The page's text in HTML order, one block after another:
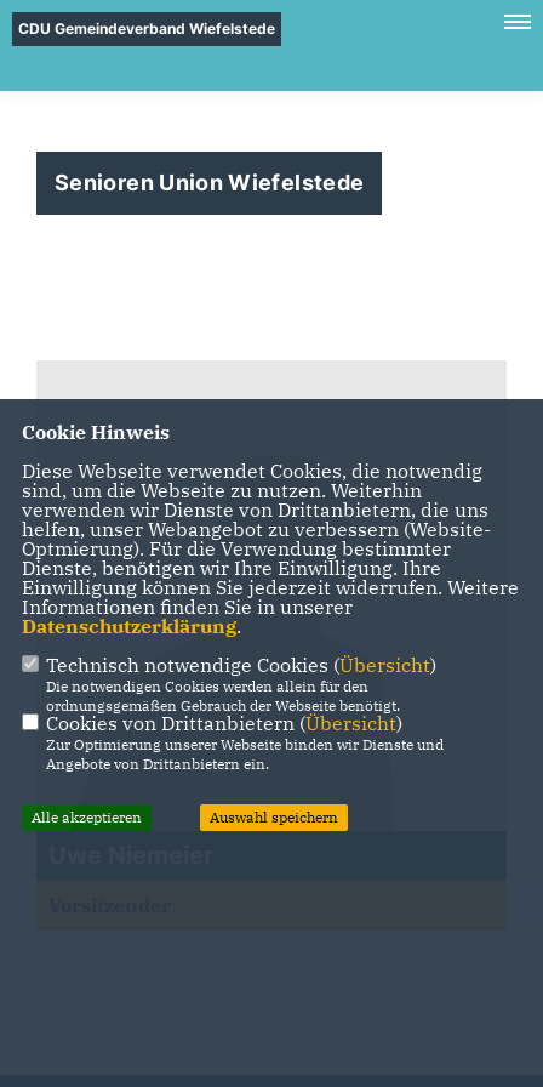
CDU Gemeindeverband Wiefelstede
Senioren Union Wiefelstede
Cookie Hinweis
Diese Webseite verwendet Cookies, die notwendig
sind, um die Webseite zu nutzen. Weiterhin
verwenden wir Dienste von Drittanbietern, die uns
helfen, unser Webangebot zu verbessern (Website-
Optmierung). Für die Verwendung bestimmter
Dienste, benötigen wir Ihre Einwilligung. Ihre
Einwilligung können Sie jederzeit widerrufen. Weitere
Informationen finden Sie in unserer
Datenschutzerklärung.
Technisch notwendige Cookies (Übersicht)
Die notwendigen Cookies werden allein für den
ordnungsgemäßen Gebrauch der Webseite benötigt.
Cookies von Drittanbietern (Übersicht)
Zur Optimierung unserer Webseite binden wir Dienste und
Angebote von Drittanbietern ein.
Alle akzeptieren Auswahl speichern